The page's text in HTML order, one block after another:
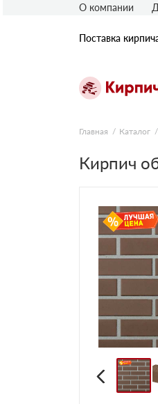
Поставка
Перейти
блок
Печной
О компании
Главная Каталог
Кирпич